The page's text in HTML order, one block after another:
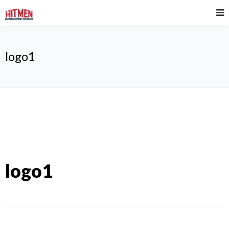
logo1
logo1